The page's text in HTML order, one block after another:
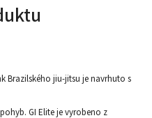
Brazilského jiu-jitsu je navrhuto s
GI Elite je vyrobeno z